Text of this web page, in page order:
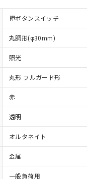
押ボタンスイッチ
丸胴形(φ30mm)
照光
丸形 フルガード形
赤
透明
オルタネイト
金属
一般負荷用